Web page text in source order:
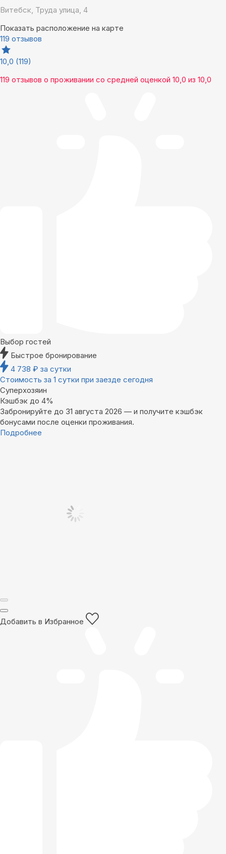
Витебск, Труда улица, 4
Показать расположение на карте
119 отзывов
10,0 (119)
119 отзывов о проживании со средней оценкой 10,0 из 10,0
Выбор гостей
Быстрое бронирование
4 738 ₽ за сутки
Стоимость за 1 сутки при заезде сегодня
Суперхозяин
Кэшбэк до 4%
Забронируйте до 31 августа 2026 — и получите кэшбэк
бонусами после оценки проживания.
Подробнее
Добавить в Избранное